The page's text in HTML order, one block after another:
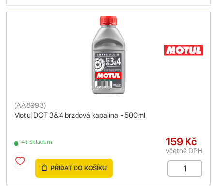
Motul DOT 3&4 brzdová kapalina - 500ml
(AA8993)
4+ Skladem 159 Kč
včetně DPH
PŘIDAT DO KOŠÍKU